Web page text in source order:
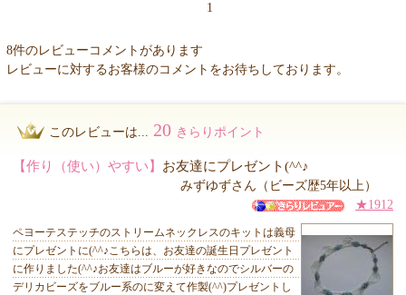
1
8件のレビューコメントがあります
レビューに対するお客様のコメントをお待ちしております。
このレビューは... 20 きらりポイント
【作り（使い）やすい】 お友達にプレゼント(^^♪
みずゆずさん（ビーズ歴5年以上）
★1912
ペヨーテステッチのストリームネックレスのキットは義母
にプレゼントに(^^♪こちらは、お友達の誕生日プレゼント
に作りました(^^♪お友達はブルーが好きなのでシルバーの
デリカビーズをブルー系のに変えて作製(^^)プレゼントし